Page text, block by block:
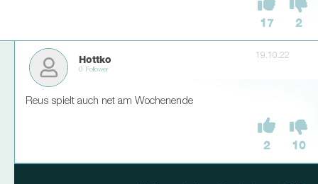
17 2
Hottko
0 Follower
19.10.22
Reus spielt auch net am Wochenende
2 10